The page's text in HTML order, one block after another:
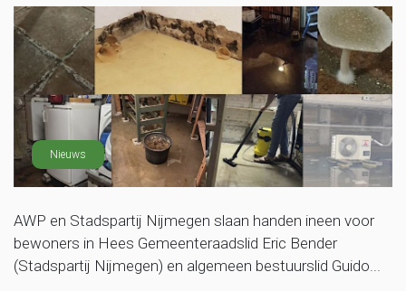
Nieuws
AWP en Stadspartij Nijmegen slaan handen ineen voor
bewoners in Hees Gemeenteraadslid Eric Bender
(Stadspartij Nijmegen) en algemeen bestuurslid Guido...